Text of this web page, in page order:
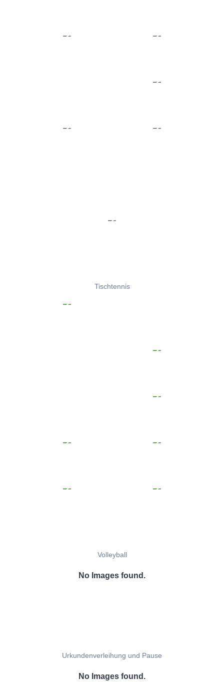
Tischtennis
Volleyball
No Images found.
Urkundenverleihung und Pause
No Images found.